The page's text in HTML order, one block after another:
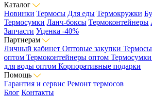
Каталог
Новинки Термосы Для еды Термокружки
Термосумки Ланч-боксы Термоконтейнеры
Запчасти Уценка -40%
Партнерам
Личный кабинет Оптовые закупки
оптом Термоконтейнеры оптом
для воды оптом Корпоративные подарки
Помощь
Гарантия и сервис Ремонт термосов
Блог Контакты